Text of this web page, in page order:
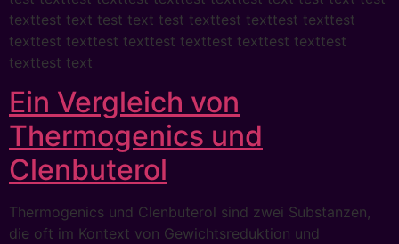
texttest text test text test texttest texttest texttest
texttest texttest texttest texttest texttest texttest
texttest text
Ein Vergleich von
Thermogenics und
Clenbuterol
Thermogenics und Clenbuterol sind zwei Substanzen,
die oft im Kontext von Gewichtsreduktion und